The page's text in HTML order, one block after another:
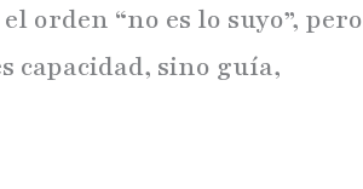
orden “no es lo suyo”, pero
capacidad, sino guía,